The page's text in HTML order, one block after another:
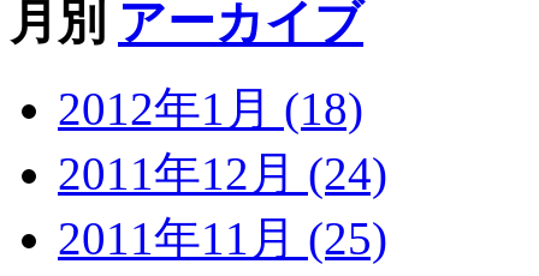
月別 アーカイブ
2012年1月 (18)
2011年12月 (24)
2011年11月 (25)